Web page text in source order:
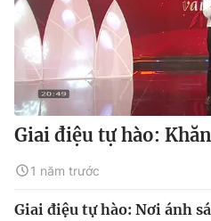
Giai điệu tự hào:
1 năm trước
Giai điệu tự hào: Nơi ánh